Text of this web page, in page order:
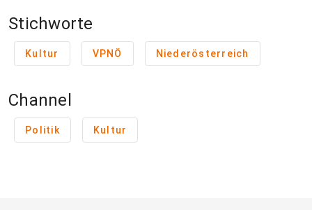
Stichworte
Kultur VPNÖ Niederösterreich
Channel
Politik Kultur